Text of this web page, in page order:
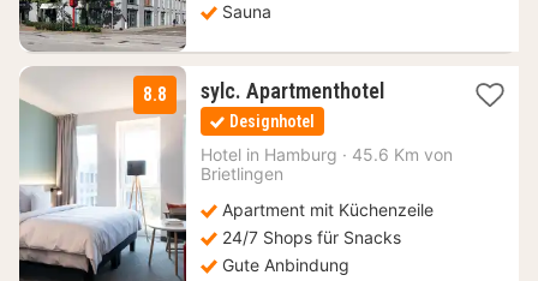
Sauna
8.8 sylc. Apartmenthotel2
96
Designhotel
Hotel in Hamburg · 45.6 Km von
Brietlingen
Apartment mit Küchenzeile
24/7 Shops für Snacks
Gute Anbindung